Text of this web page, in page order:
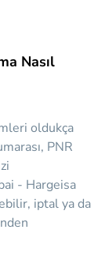
Nasıl
oldukça
PNR
- Hargeisa
iptal ya da